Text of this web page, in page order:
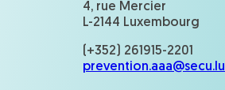
4, rue Mercier
L-2144 Luxembourg
(+352) 261915-2201
prevention.aaa@secu.lu